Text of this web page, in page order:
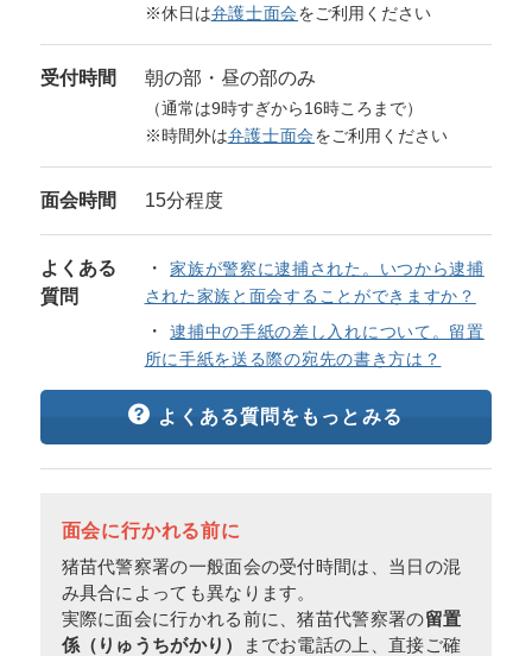
※休日は弁護士面会をご利用ください
受付時間 朝の部・昼の部のみ
（通常は9時すぎから16時ころまで）
※時間外は弁護士面会をご利用ください
面会時間 15分程度
よくある
質問
家族が警察に逮捕された。いつから逮捕
された家族と面会することができますか？
逮捕中の手紙の差し入れについて。留置
所に手紙を送る際の宛先の書き方は？
よくある質問をもっとみる
面会に行かれる前に
猪苗代警察署の一般面会の受付時間は、当日の混
み具合によっても異なります。
実際に面会に行かれる前に、猪苗代警察署の留置
係（りゅうちがかり）
までお電話の上、直接ご確